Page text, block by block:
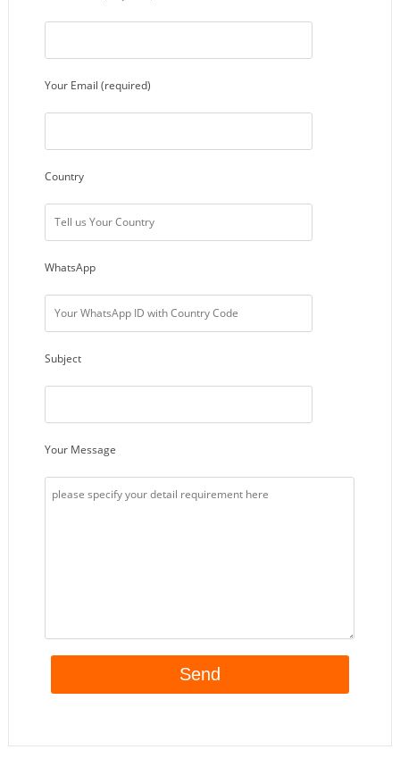
Your Email (required)
Country
WhatsApp
Subject
Your Message